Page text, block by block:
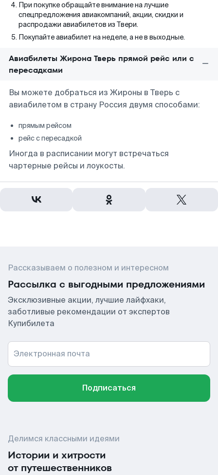
При покупке обращайте внимание на лучшие
спецпредложения авиакомпаний, акции, скидки и
распродажи авиабилетов из Твери.
Покупайте авиабилет на неделе, а не в выходные.
Авиабилеты Жирона Тверь прямой рейс или с
пересадками
Вы можете добраться из Жироны в Тверь с
авиабилетом в страну Россия двумя способами:
прямым рейсом
рейс с пересадкой
Иногда в расписании могут встречаться
чартерные рейсы и лоукосты.
Рассказываем о полезном и интересном
Рассылка с выгодными предложениями
Эксклюзивные акции, лучшие лайфхаки,
заботливые рекомендации от экспертов
Купибилета
Электронная почта
Подписаться
Делимся классными идеями
Истории и хитрости
от путешественников